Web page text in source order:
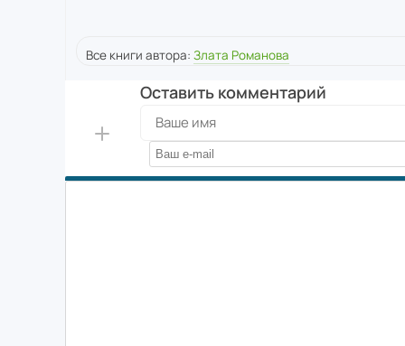
Все книги автора: Злата Романова
Оставить комментарий